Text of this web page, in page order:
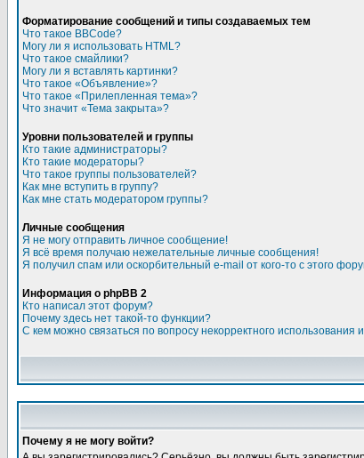
Форматирование сообщений и типы создаваемых тем
Что такое BBCode?
Могу ли я использовать HTML?
Что такое смайлики?
Могу ли я вставлять картинки?
Что такое «Объявление»?
Что такое «Прилепленная тема»?
Что значит «Тема закрыта»?
Уровни пользователей и группы
Кто такие администраторы?
Кто такие модераторы?
Что такое группы пользователей?
Как мне вступить в группу?
Как мне стать модератором группы?
Личные сообщения
Я не могу отправить личное сообщение!
Я всё время получаю нежелательные личные сообщения!
Я получил спам или оскорбительный e-mail от кого-то с этого
Информация о phpBB 2
Кто написал этот форум?
Почему здесь нет такой-то функции?
С кем можно связаться по вопросу некорректного
Почему я не могу войти?